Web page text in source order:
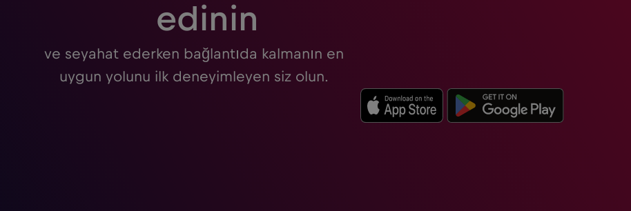
edinin
ve seyahat ederken bağlantıda kalmanın en
uygun yolunu ilk deneyimleyen siz olun.